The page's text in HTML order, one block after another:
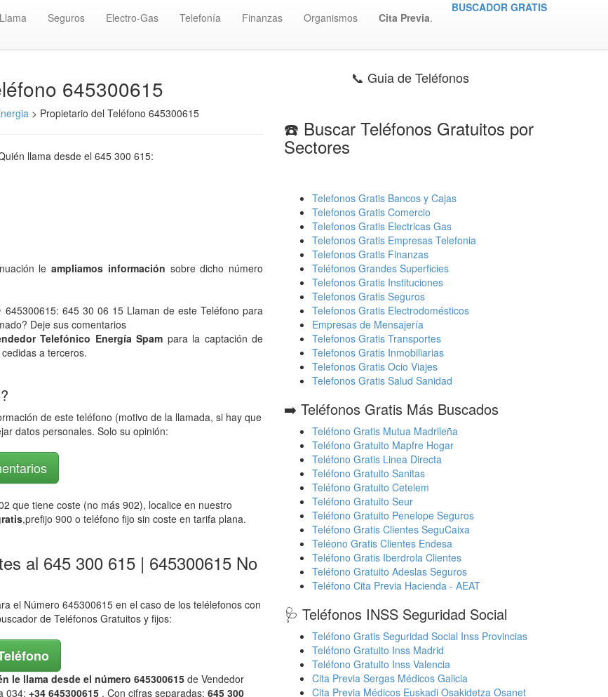
Seguros Electro-Gas Telefonía Finanzas Organismos Cita Previa.
BUSCADOR GRATIS
645300615
> Propietario del Teléfono 645300615
llama desde el 645 300 615:
le ampliamos información sobre dicho número
645 30 06 15 Llaman de este Teléfono para
Deje sus comentarios
Telefónico Energía Spam para la captación de
a terceros.
de este teléfono (motivo de la llamada, si hay que
datos personales. Solo su opinión:
que tiene coste (no más 902), localice en nuestro
,prefijo 900 o teléfono fijo sin coste en tarifa plana.
al 645 300 615 | 645300615 No
el Número 645300615 en el caso de los telélefonos con
de Teléfonos Gratuitos y fijos:
le llama desde el número 645300615 de Vendedor
034: +34 645300615 . Con cifras separadas: 645 300
📞 Guia de Teléfonos
☎️ Buscar Teléfonos Gratuitos por
Sectores
Telefonos Gratis Bancos y Cajas
Telefonos Gratis Comercio
Telefonos Gratis Electricas Gas
Telefonos Gratis Empresas Telefonia
Telefonos Gratis Finanzas
Teléfonos Grandes Superficies
Telefonos Gratis Instituciones
Telefonos Gratis Seguros
Telefonos Gratis Electrodomésticos
Empresas de Mensajería
Telefonos Gratis Transportes
Telefonos Gratis Inmobiliarias
Telefonos Gratis Ocio Viajes
Telefonos Gratis Salud Sanidad
➡️ Teléfonos Gratis Más Buscados
Teléfono Gratis Mutua Madrileña
Teléfono Gratuito Mapfre Hogar
Teléfono Gratis Linea Directa
Teléfono Gratuito Sanitas
Teléfono Gratuito Cetelem
Teléfono Gratuito Seur
Teléfono Gratuito Penelope Seguros
Teléfono Gratis Clientes SeguCaixa
Teléono Gratis Clientes Endesa
Teléfono Gratis Iberdrola Clientes
Teléfono Gratuito Adeslas Seguros
Teléfono Cita Previa Hacienda - AEAT
🩺 Teléfonos INSS Seguridad Social
Teléfono Gratis Seguridad Social Inss Provincias
Teléfono Gratuito Inss Madrid
Teléfono Gratuito Inss Valencia
Cita Previa Sergas Médicos Galicia
Cita Previa Médicos Euskadi Osakidetza Osanet